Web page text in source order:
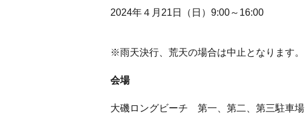
2024年４月21日（日）9:00～16:00
※雨天決行、荒天の場合は中止となります。
会場
大磯ロングビーチ 第一、第二、第三駐車場